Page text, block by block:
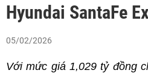
Hyundai SantaFe
05/02/2026
Với mức giá 1,029 tỷ đồng